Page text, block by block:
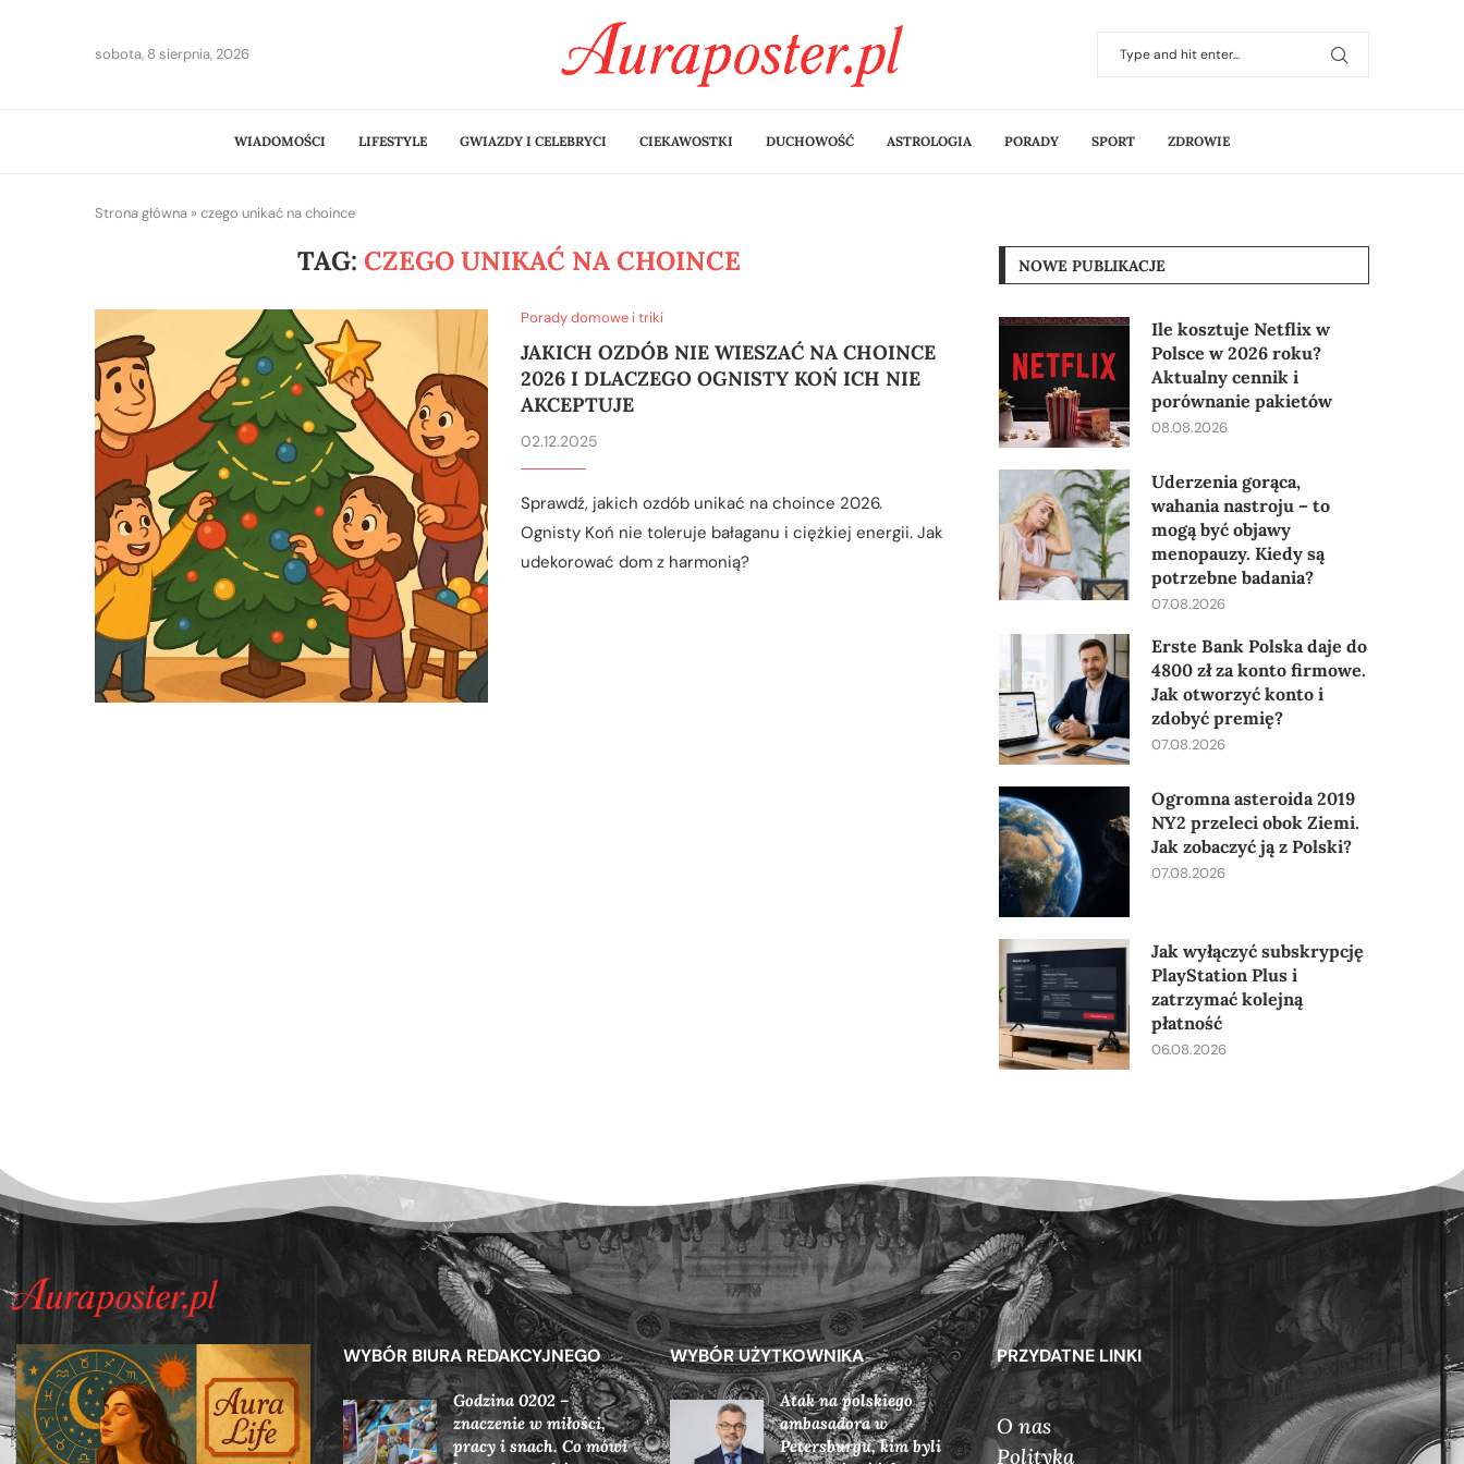
sobota, 8 sierpnia, 2026
WIADOMOŚCI LIFESTYLE GWIAZDY I CELEBRYCI CIEKAWOSTKI DUCHOWOŚĆ ASTROLOGIA PORADY SPORT ZDROWIE
Strona główna » czego unikać na choince
TAG: CZEGO UNIKAĆ NA CHOINCE
Porady domowe i triki
JAKICH OZDÓB NIE WIESZAĆ NA CHOINCE
2026 I DLACZEGO OGNISTY KOŃ ICH NIE
AKCEPTUJE
02.12.2025
Sprawdź, jakich ozdób unikać na choince 2026.
Ognisty Koń nie toleruje bałaganu i ciężkiej energii. Jak
udekorować dom z harmonią?
NOWE PUBLIKACJE
Ile kosztuje Netflix w
Polsce w 2026 roku?
Aktualny cennik i
porównanie pakietów
08.08.2026
Uderzenia gorąca,
wahania nastroju – to
mogą być objawy
menopauzy. Kiedy są
potrzebne badania?
07.08.2026
Erste Bank Polska daje do
4800 zł za konto firmowe.
Jak otworzyć konto i
zdobyć premię?
07.08.2026
Ogromna asteroida 2019
NY2 przeleci obok Ziemi.
Jak zobaczyć ją z Polski?
07.08.2026
Jak wyłączyć subskrypcję
PlayStation Plus i
zatrzymać kolejną
płatność
06.08.2026
WYBÓR BIURA REDAKCYJNEGO
Godzina 0202 –
znaczenie w miłości,
pracy i snach. Co mówi
WYBÓR UŻYTKOWNIKA
Atak na polskiego
ambasadora w
Petersburgu, kim byli
PRZYDATNE LINKI
O nas
Polityka